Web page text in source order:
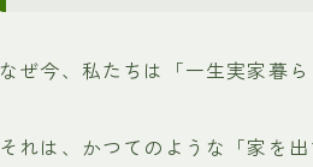
なぜ今、私たちは「一生実家暮
それは、かつてのような「家を